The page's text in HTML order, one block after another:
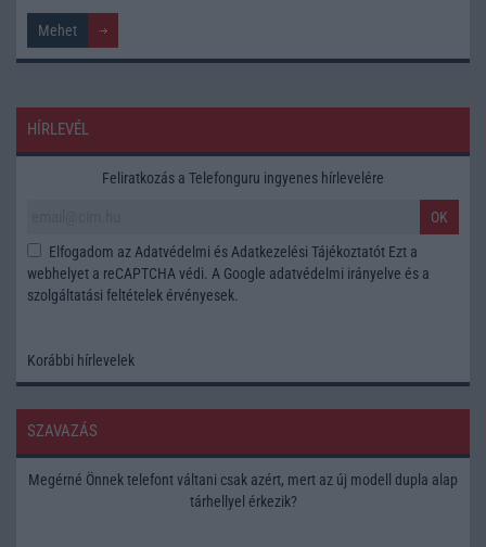
HÍRLEVÉL
Feliratkozás a Telefonguru ingyenes hírlevelére
OK
Elfogadom az Adatvédelmi és Adatkezelési Tájékoztatót Ezt a
webhelyet a reCAPTCHA védi. A Google adatvédelmi irányelve és a
szolgáltatási feltételek érvényesek.
Korábbi hírlevelek
SZAVAZÁS
Megérné Önnek telefont váltani csak azért, mert az új modell dupla alap
tárhellyel érkezik?